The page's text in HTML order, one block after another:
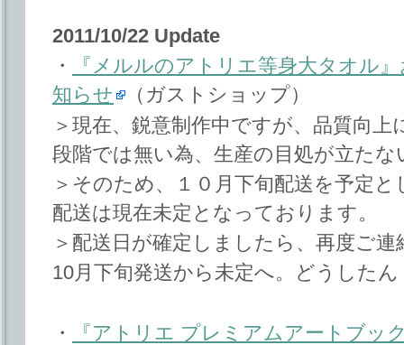
2011/10/22 Update
・
『メルルのアトリエ等身大タオル
知らせ
（ガストショップ）
＞現在、鋭意制作中ですが、品質向
段階では無い為、生産の目処が立たな
＞そのため、１０月下旬配送を予定
配送は現在未定となっております。
＞配送日が確定しましたら、再度ご
10月下旬発送から未定へ。どうしたん
・
『アトリエ プレミアムアートブッ